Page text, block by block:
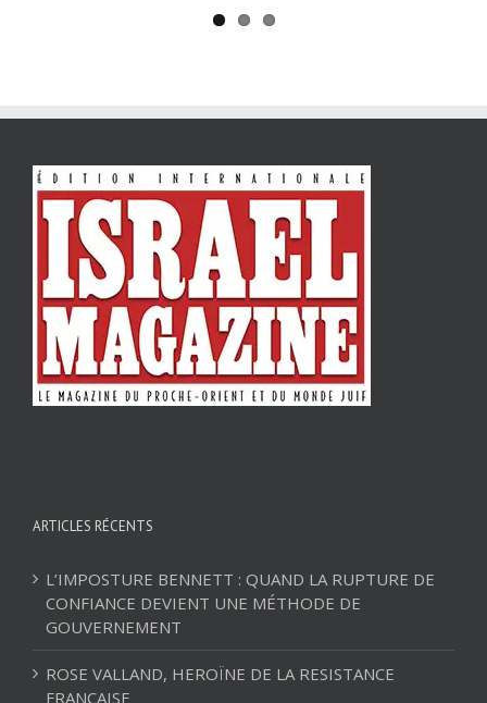
ARTICLES RÉCENTS
L’IMPOSTURE BENNETT : QUAND LA RUPTURE DE
CONFIANCE DEVIENT UNE MÉTHODE DE
GOUVERNEMENT
ROSE VALLAND, HEROÏNE DE LA RESISTANCE
FRANÇAISE